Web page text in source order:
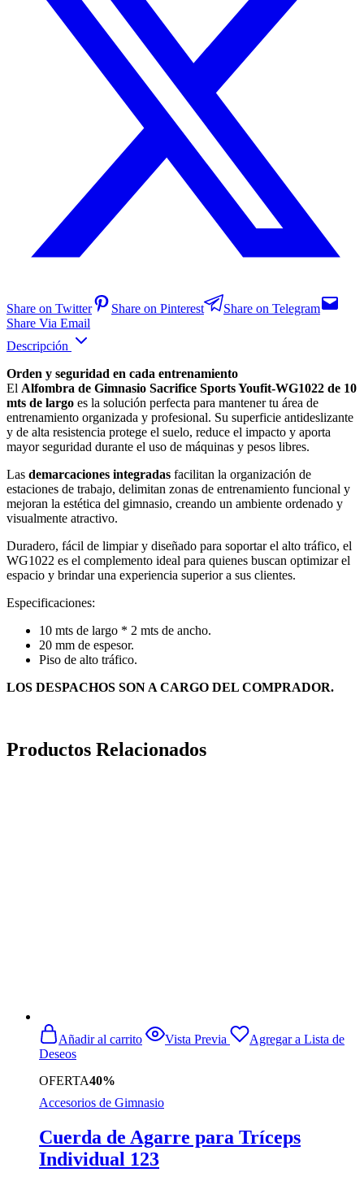
Share on Twitter Share on Pinterest
Share on Telegram
Share Via Email
Descripción
Orden y seguridad en cada entrenamiento
El Alfombra de Gimnasio Sacrifice Sports Youfit-WG1022 de 10
mts de largo es la solución perfecta para mantener tu área de
entrenamiento organizada y profesional. Su superficie antideslizante
y de alta resistencia protege el suelo, reduce el impacto y aporta
mayor seguridad durante el uso de máquinas y pesos libres.
Las demarcaciones integradas facilitan la organización de
estaciones de trabajo, delimitan zonas de entrenamiento funcional y
mejoran la estética del gimnasio, creando un ambiente ordenado y
visualmente atractivo.
Duradero, fácil de limpiar y diseñado para soportar el alto tráfico, el
WG1022 es el complemento ideal para quienes buscan optimizar el
espacio y brindar una experiencia superior a sus clientes.
Especificaciones:
10 mts de largo * 2 mts de ancho.
20 mm de espesor.
Piso de alto tráfico.
LOS DESPACHOS SON A CARGO DEL COMPRADOR.
Productos Relacionados
OFERTA40%
Añadir al carrito Vista Previa
Agregar a Lista de
Deseos
Accesorios de Gimnasio
Cuerda de Agarre para Tríceps
Individual 123